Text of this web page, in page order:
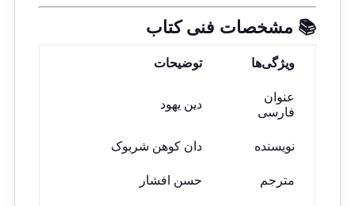
📚 مشخصات فنی کتاب
ویژگی‌ها توضیحات
عنوان
فارسی
دین یهود
نویسنده دان کوهن شربوک
مترجم حسن افشار